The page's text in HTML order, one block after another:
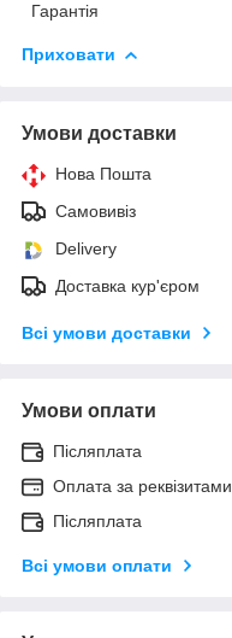
Гарантія
Приховати
Умови доставки
Нова Пошта
Самовивіз
Delivery
Доставка кур'єром
Всі умови доставки
Умови оплати
Післяплата
Оплата за реквізитами
Післяплата
Всі умови оплати